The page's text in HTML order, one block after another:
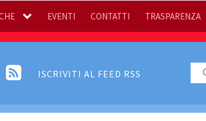
EVENTI CONTATTI TRASPARENZA
ISCRIVITI AL FEED RSS